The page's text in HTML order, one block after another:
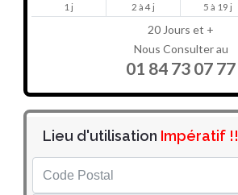
1 j 2 à 4 j 5 à 19 j
20 Jours et +
Nous Consulter au
01 84 73 07 77
Lieu d'utilisation Impératif !!